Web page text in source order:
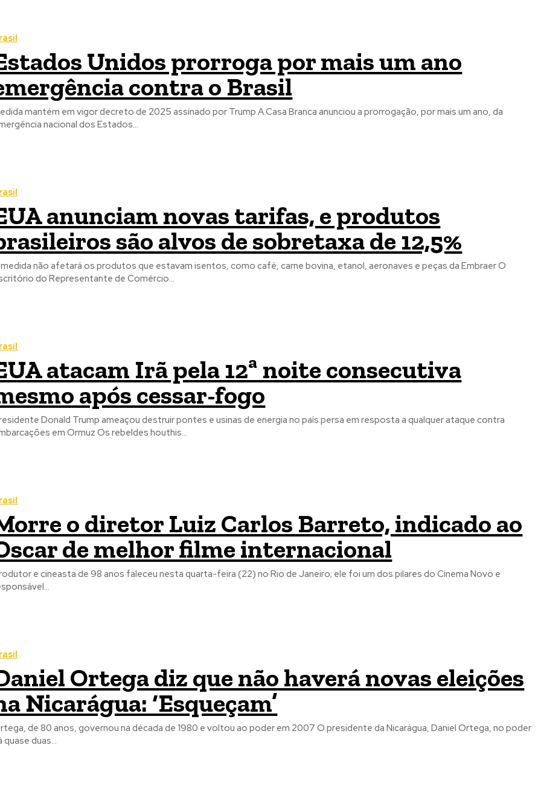
Unidos prorroga por mais um ano
contra o Brasil
mantém em vigor decreto de 2025 assinado por Trump A Casa Branca anunciou a prorrogação, por mais um ano, da
nacional dos Estados...
anunciam novas tarifas, e produtos
são alvos de sobretaxa de 12,5%
não afetará os produtos que estavam isentos, como café, carne bovina, etanol, aeronaves e peças da Embraer O
do Representante de Comércio...
atacam Irã pela 12ª noite consecutiva
após cessar-fogo
Donald Trump ameaçou destruir pontes e usinas de energia no país persa em resposta a qualquer ataque contra
em Ormuz Os rebeldes houthis...
o diretor Luiz Carlos Barreto, indicado ao
de melhor filme internacional
e cineasta de 98 anos faleceu nesta quarta-feira (22) no Rio de Janeiro; ele foi um dos pilares do Cinema Novo e
Ortega diz que não haverá novas eleições
Nicarágua: ‘Esqueçam’
de 80 anos, governou na década de 1980 e voltou ao poder em 2007 O presidente da Nicarágua, Daniel Ortega, no poder
quase duas...